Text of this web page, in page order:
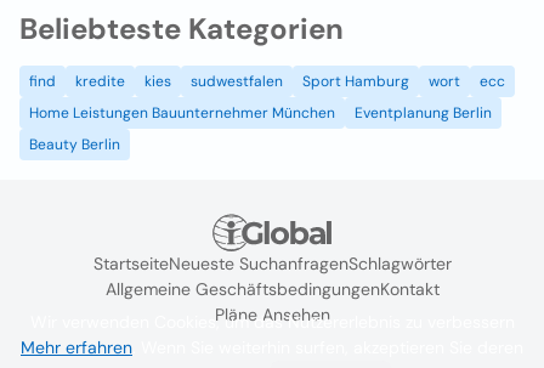
Beliebteste Kategorien
find kredite kies sudwestfalen Sport Hamburg wort
ecc
Home Leistungen Bauunternehmer München
Eventplanung Berlin
Beauty Berlin
StartseiteNeueste SuchanfragenSchlagwörter
Allgemeine GeschäftsbedingungenKontakt
Pläne Ansehen
Wir verwenden Cookies, um das Nutzererlebnis zu verbessern
Mehr erfahren